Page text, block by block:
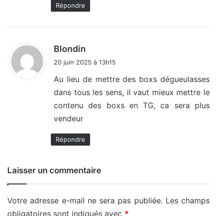
Répondre
Blondin
:
20 juin 2025 à 13h15
Au lieu de mettre des boxs dégueulasses
dans tous les sens, il vaut mieux mettre le
contenu des boxs en TG, ca sera plus
vendeur
Répondre
Laisser un commentaire
Votre adresse e-mail ne sera pas publiée. Les champs
obligatoires sont indiqués avec *